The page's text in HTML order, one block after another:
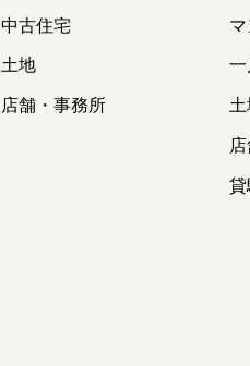
中古住宅
土地
店舗・事務所
一